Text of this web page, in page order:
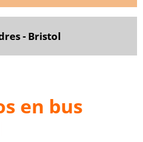
- Bristol
en bus